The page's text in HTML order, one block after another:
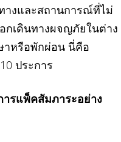
างและสถานการณ์ที่ไม่
กเดินทางผจญภัยในต่าง
าหรือพักผ่อน นี่คือ
ประการ
รแพ็คสัมภาระอย่าง